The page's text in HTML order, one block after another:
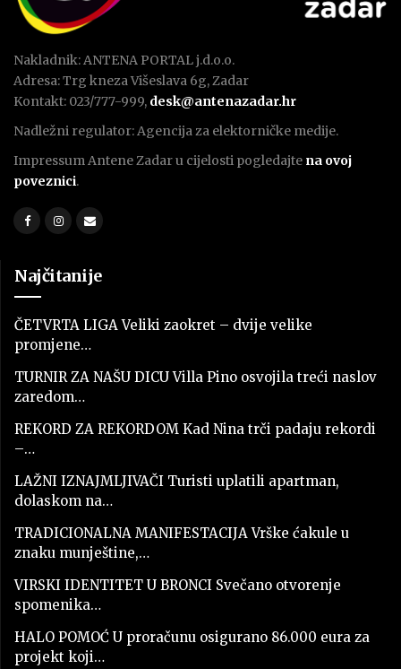
Nakladnik: ANTENA PORTAL j.d.o.o.
Adresa: Trg kneza Višeslava 6g, Zadar
Kontakt: 023/777-999, desk@antenazadar.hr
Nadležni regulator: Agencija za elektorničke medije.
Impressum Antene Zadar u cijelosti pogledajte na ovoj
poveznici.
Najčitanije
ČETVRTA LIGA Veliki zaokret – dvije velike
promjene…
TURNIR ZA NAŠU DICU Villa Pino osvojila treći naslov
zaredom…
REKORD ZA REKORDOM Kad Nina trči padaju rekordi
–…
LAŽNI IZNAJMLJIVAČI Turisti uplatili apartman,
dolaskom na…
TRADICIONALNA MANIFESTACIJA Vrške ćakule u
znaku munještine,…
VIRSKI IDENTITET U BRONCI Svečano otvorenje
spomenika…
HALO POMOĆ U proračunu osigurano 86.000 eura za
projekt koji…